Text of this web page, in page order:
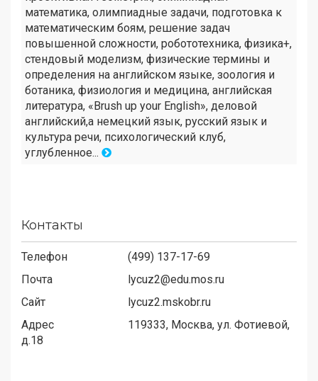
математика, олимпиадные задачи, подготовка к
математическим боям, решение задач
повышенной сложности, робототехника, физика+,
стендовый моделизм, физические термины и
определения на английском языке, зоология и
ботаника, физиология и медицина, английская
литература, «Brush up your English», деловой
английский,а немецкий язык, русский язык и
культура речи, психологический клуб,
углубленное...
Контакты
Телефон
(499) 137-17-69
Почта
lycuz2@edu.mos.ru
Сайт
lycuz2.mskobr.ru
Адрес
119333, Москва, ул. Фотиевой,
д.18